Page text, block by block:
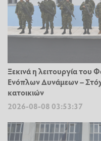
Ξεκινά η λειτουργία του
Ενόπλων Δυνάμεων –
κατοικιών
2026-08-08 03:53:37